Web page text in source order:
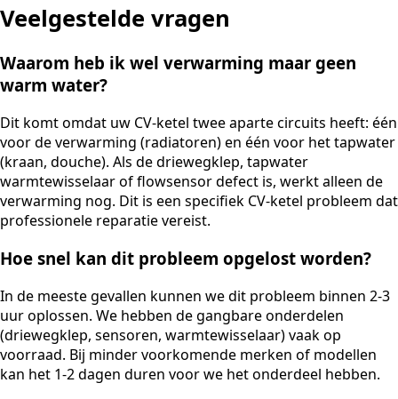
Veelgestelde vragen
Waarom heb ik wel verwarming maar geen
warm water?
Dit komt omdat uw CV-ketel twee aparte circuits heeft: één
voor de verwarming (radiatoren) en één voor het tapwater
(kraan, douche). Als de driewegklep, tapwater
warmtewisselaar of flowsensor defect is, werkt alleen de
verwarming nog. Dit is een specifiek CV-ketel probleem dat
professionele reparatie vereist.
Hoe snel kan dit probleem opgelost worden?
In de meeste gevallen kunnen we dit probleem binnen 2-3
uur oplossen. We hebben de gangbare onderdelen
(driewegklep, sensoren, warmtewisselaar) vaak op
voorraad. Bij minder voorkomende merken of modellen
kan het 1-2 dagen duren voor we het onderdeel hebben.